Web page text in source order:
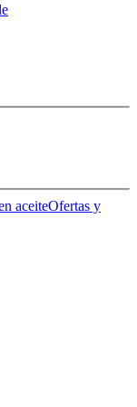
aceiteOfertas y